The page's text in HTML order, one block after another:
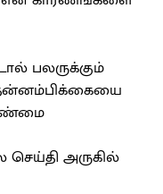
பலருக்கும்
அருகில்